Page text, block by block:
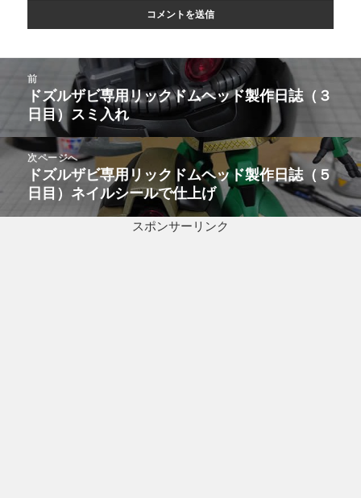
ゲ
ン
前
前
の
稿:
ドズルザビ専用リックドムヘッド製作日誌（３
日目）スミ入れ
次ページへ
次
の
ドズルザビ専用リックドムヘッド製作日誌（５
日目）ネイルシールで仕上げ
スポンサーリンク